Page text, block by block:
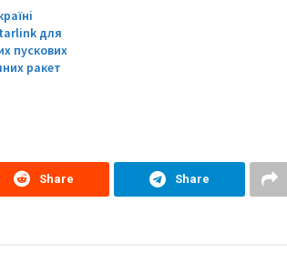
для
пускових
ракет
Share Share